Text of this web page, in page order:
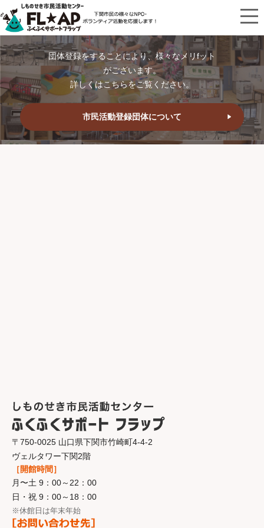
団体登録をすることにより、様々なメリfット
がございます。
詳しくはこちらをご覧ください。
市民活動登録団体について
〒750-0025 山口県下関市竹崎町4-4-2
ヴェルタワー下関2階
［開館時間］
月〜土 9：00～22：00
日・祝 9：00～18：00
※休館日は年末年始